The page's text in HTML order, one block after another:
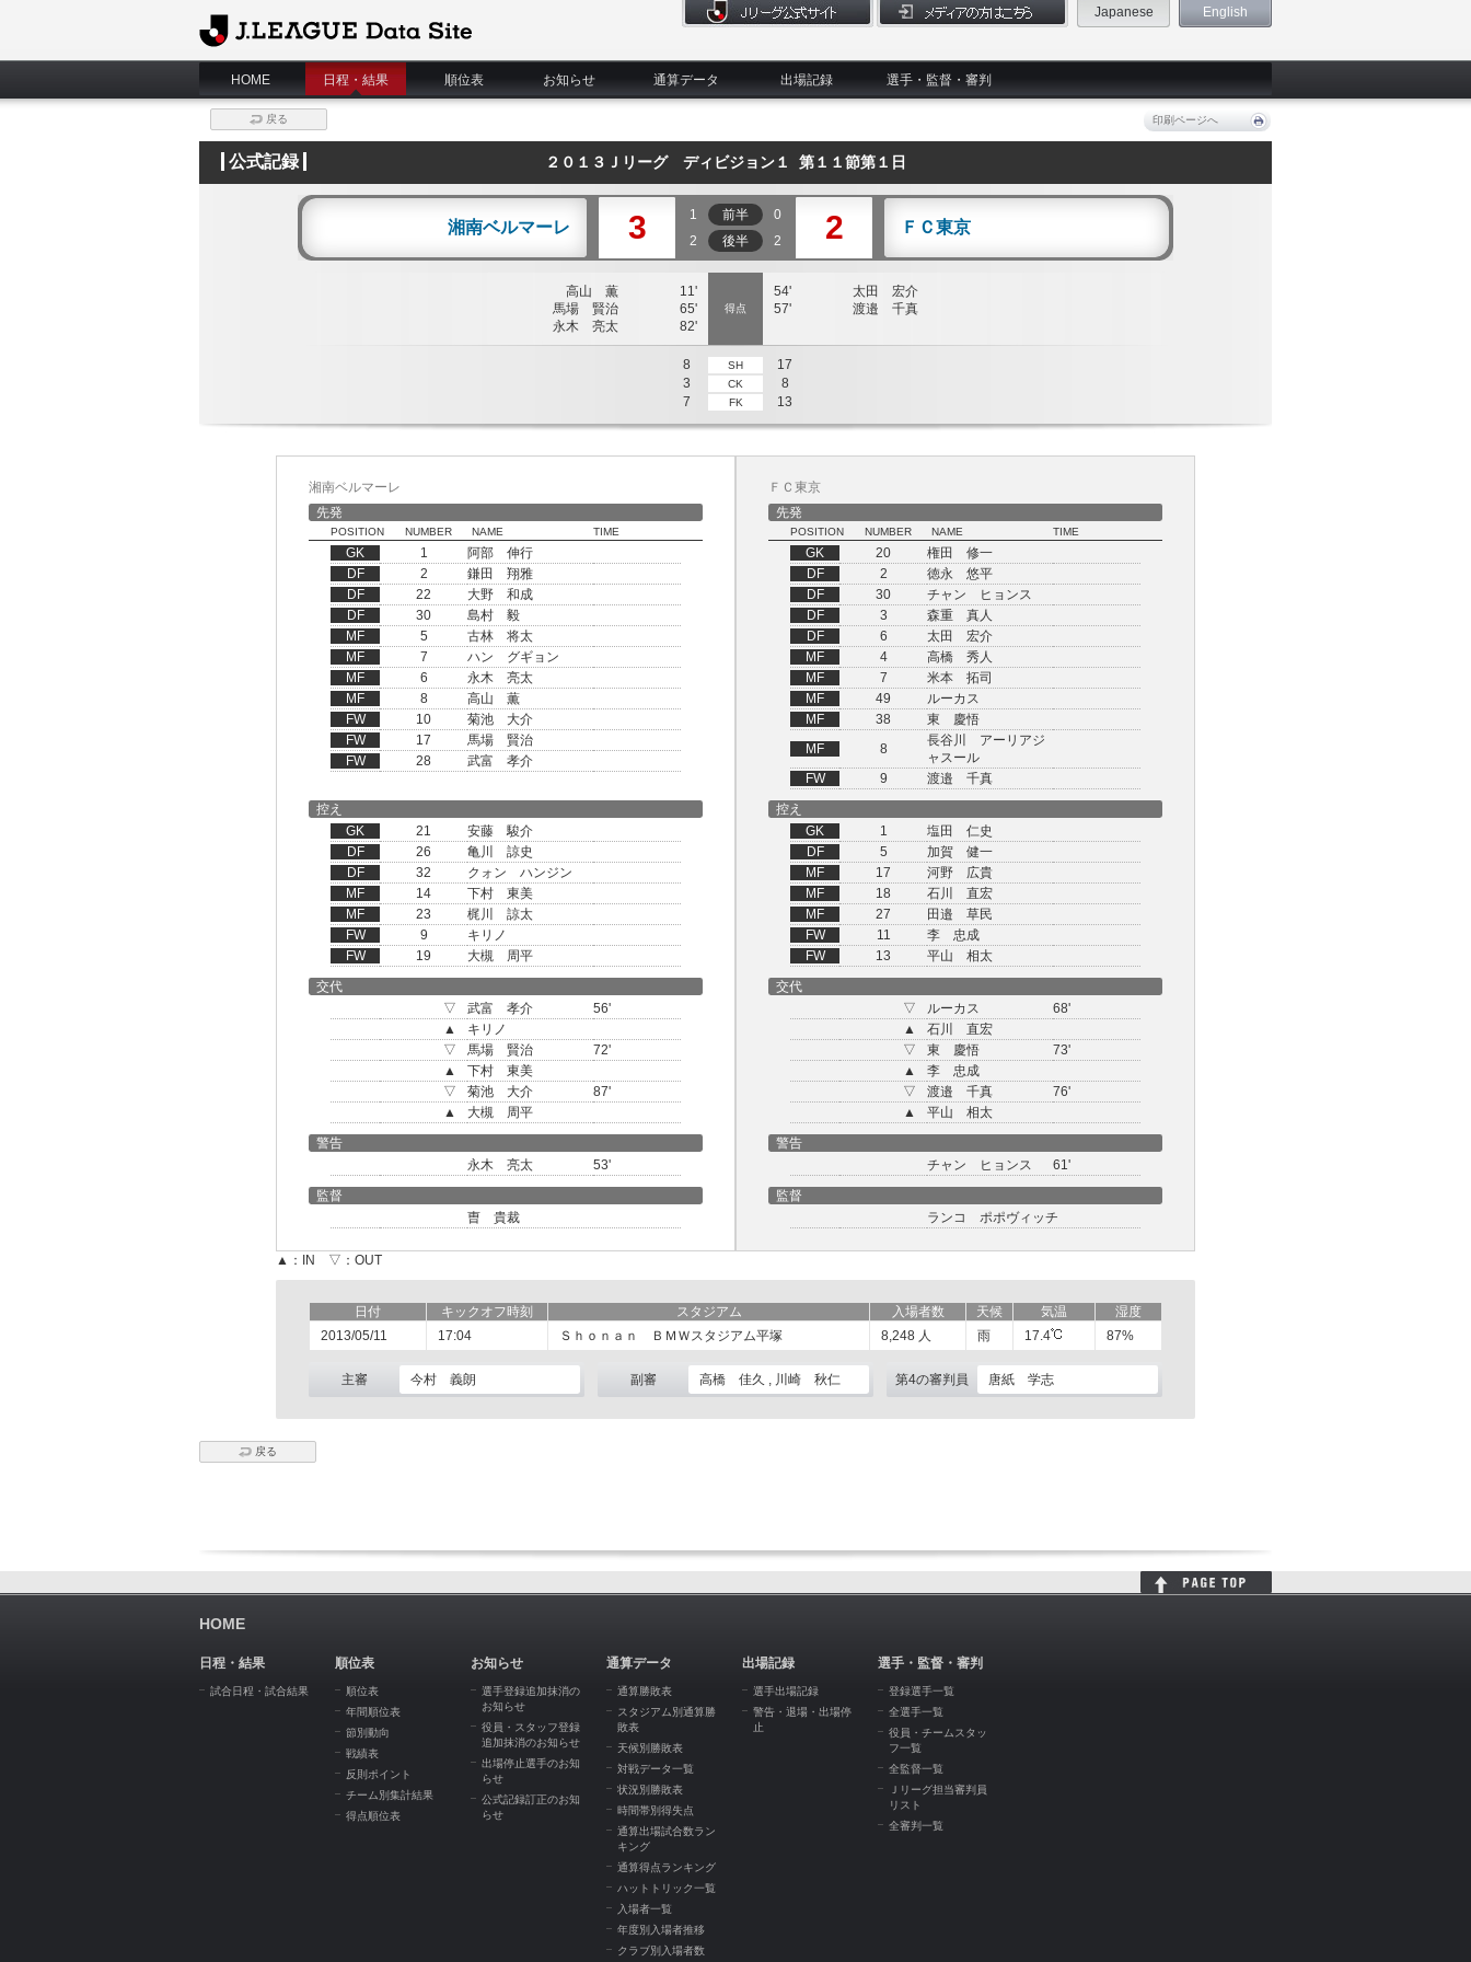
J.League Data Site
Japanese English
HOME 日程・結果 順位表 お知らせ 通算データ 出場記録 選手・監督・審判
戻る 印刷ページへ
公式記録 ２０１３Ｊリーグ ディビジョン１ 第１１節第１日
湘南ベルマーレ 3 1 前半
0
2
後半 2 2 ＦＣ東京
高山 薫
11'
馬場 賢治
65'
永木 亮太
82'
得点
54'
太田 宏介
57'
渡邉 千真
8 SH
17
3
CK
8
7
FK 13
湘南ベルマーレ
先発
POSITION NUMBER NAME TIME
GK 1
阿部 伸行
DF
2
鎌田 翔雅
DF
22
大野 和成
DF
30
島村 毅
MF
5
古林 将太
MF
7
ハン グギョン
MF
6
永木 亮太
MF
8
高山 薫
FW
10
菊池 大介
FW
17
馬場 賢治
FW
28 武富 孝介
ＦＣ東京
先発
POSITION NUMBER NAME TIME
GK 20
権田 修一
DF
2
徳永 悠平
DF
30
チャン ヒョンス
DF
3
森重 真人
DF
6
太田 宏介
MF
4
高橋 秀人
MF
7
米本 拓司
MF
49
ルーカス
MF
38
東 慶悟
MF
8
長谷川 アーリアジ
ャスール
FW
9
渡邉 千真
控え
GK
21
安藤 駿介
DF
26
亀川 諒史
DF
32
クォン ハンジン
MF
14
下村 東美
MF
23
梶川 諒太
FW
9
キリノ
FW
19 大槻 周平
控え
GK
1
塩田 仁史
DF
5
加賀 健一
MF
17
河野 広貴
MF
18
石川 直宏
MF
27
田邉 草民
FW
11
李 忠成
FW
13
平山 相太
交代
▽
武富 孝介
56'
▲
キリノ
▽
馬場 賢治
72'
▲
下村 東美
▽
菊池 大介
87'
▲
大槻 周平
交代
▽
ルーカス
68'
▲
石川 直宏
▽
東 慶悟
73'
▲
李 忠成
▽
渡邉 千真
76'
▲
平山 相太
警告
永木 亮太
53'
警告
チャン ヒョンス
61'
監督
曺 貴裁
監督
ランコ ポポヴィッチ
▲：IN ▽：OUT
日付 キックオフ時刻 スタジアム 入場者数 天候 気温
湿度
2013/05/11
17:04 Ｓｈｏｎａｎ ＢＭＷスタジアム平塚 8,248 人 雨 17.4 87%
主審 今村 義朗 副審 高橋 佳久 , 川崎 秋仁 第4の審判員 唐紙 学志
戻る
HOME
日程・結果
試合日程・試合結果
順位表
順位表
年間順位表
節別動向
戦績表
反則ポイント
チーム別集計結果
得点順位表
お知らせ
選手登録追加抹消の
お知らせ
役員・スタッフ登録
追加抹消のお知らせ
出場停止選手のお知
らせ
公式記録訂正のお知
らせ
通算データ
通算勝敗表
スタジアム別通算勝
敗表
天候別勝敗表
対戦データ一覧
状況別勝敗表
時間帯別得失点
通算出場試合数ラン
キング
通算得点ランキング
ハットトリック一覧
入場者一覧
年度別入場者推移
クラブ別入場者数
出場記録
選手出場記録
警告・退場・出場停
止
選手・監督・審判
登録選手一覧
全選手一覧
役員・チームスタッ
フ一覧
全監督一覧
Ｊリーグ担当審判員
リスト
全審判一覧